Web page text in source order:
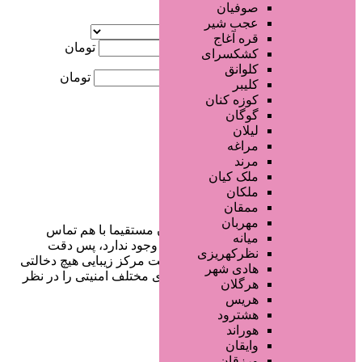
صوفیان
عجب شیر
قره آغاج
کشکسرای
کلوانق
کلیبر
کوزه کنان
گوگان
لیلان
مراغه
مرند
ملک کیان
ملکان
ممقان
مهربان
میانه
نظرکهریزی
هادی شهر
هرگلان
هریس
هشترود
هوراند
وایقان
کمترین قیمت
تومان
بیشترین قیمت تومان
در سایت تبلیغاتی مرکز زیبایی کاربران مستقیما با هم تماس
می‌گیرند و هیچ واسطه‌ای در این میان وجود ندارد، پس دقت
فرمایید که در خرید و فروشِ شما سایت مرکز زیبایی هیچ دخالتی
نداشته و کاربران باید خودشان جنبه‌های مختلف امنیتی را در نظر
دسترسی سریع